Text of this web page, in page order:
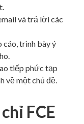
và trả lời các
cáo, trình bày ý
tiếp phức tạp
về một chủ đề.
FCE